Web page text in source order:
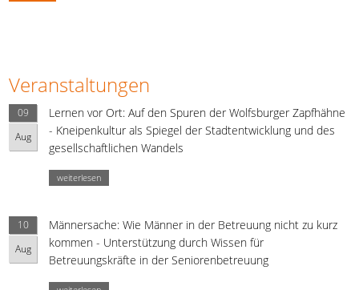
Veranstaltungen
09
Aug
Lernen vor Ort: Auf den Spuren der Wolfsburger Zapfhähne
- Kneipenkultur als Spiegel der Stadtentwicklung und des
gesellschaftlichen Wandels
weiterlesen
10
Aug
Männersache: Wie Männer in der Betreuung nicht zu kurz
kommen - Unterstützung durch Wissen für
Betreuungskräfte in der Seniorenbetreuung